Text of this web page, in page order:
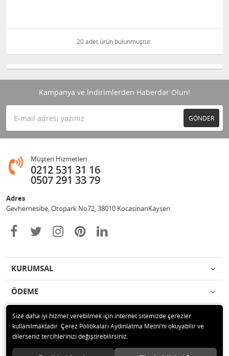
20 adet ürün bulunmuştur.
Kampanya ve İndirimlerden Haberdar Olun!
GÖNDER
Müşteri Hizmetleri
0212 531 31 16
0507 291 33 79
Adres
Gevhernesibe, Otopark No72, 38010 KocasinanKayseri
KURUMSAL
ÖDEME
İLETİŞİM
© 2020 Çağrı Medikal Tekerlekli Sandalye Mağazası Tüm hakları saklıdır.
Size daha iyi hizmet verebilmek için internet sitemizde çerezler
kullanılmaktadır. Çerez Politikaları Aydınlatma Metni’ni okuyabilir ve
dilerseniz tercihlerinizi değiştirebilirsiniz.